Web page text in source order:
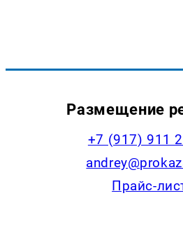
Размещение
+7 (917) 911
Прайс-